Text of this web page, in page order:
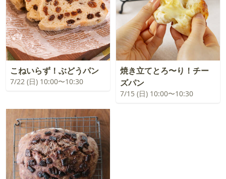
こねいらず！ぶどうパン
7/22 (日) 10:00〜10:30
焼き立てとろ〜り！チー
ズパン
7/15 (日) 10:00〜10:30